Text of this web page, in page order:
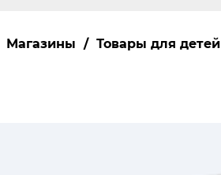
Магазины / Товары для детей